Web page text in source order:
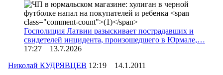
Госполиция Латвии разыскивает пострадавших и
свидетелей инцидента, произошедшего в Юрмале,…
17:27 13.7.2026
Николай КУДРЯВЦЕВ 12:19 14.1.2011